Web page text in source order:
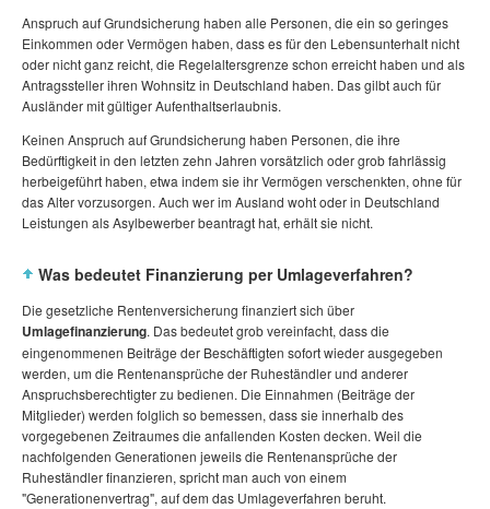
Anspruch auf Grundsicherung haben alle Personen, die ein so geringes
Einkommen oder Vermögen haben, dass es für den Lebensunterhalt nicht
oder nicht ganz reicht, die Regelaltersgrenze schon erreicht haben und als
Antragssteller ihren Wohnsitz in Deutschland haben. Das gilbt auch für
Ausländer mit gültiger Aufenthaltserlaubnis.
Keinen Anspruch auf Grundsicherung haben Personen, die ihre
Bedürftigkeit in den letzten zehn Jahren vorsätzlich oder grob fahrlässig
herbeigeführt haben, etwa indem sie ihr Vermögen verschenkten, ohne für
das Alter vorzusorgen. Auch wer im Ausland woht oder in Deutschland
Leistungen als Asylbewerber beantragt hat, erhält sie nicht.
Was bedeutet Finanzierung per Umlageverfahren?
Die gesetzliche Rentenversicherung finanziert sich über
Umlagefinanzierung. Das bedeutet grob vereinfacht, dass die
eingenommenen Beiträge der Beschäftigten sofort wieder ausgegeben
werden, um die Rentenansprüche der Ruheständler und anderer
Anspruchsberechtigter zu bedienen. Die Einnahmen (Beiträge der
Mitglieder) werden folglich so bemessen, dass sie innerhalb des
vorgegebenen Zeitraumes die anfallenden Kosten decken. Weil die
nachfolgenden Generationen jeweils die Rentenansprüche der
Ruheständler finanzieren, spricht man auch von einem
"Generationenvertrag", auf dem das Umlageverfahren beruht.